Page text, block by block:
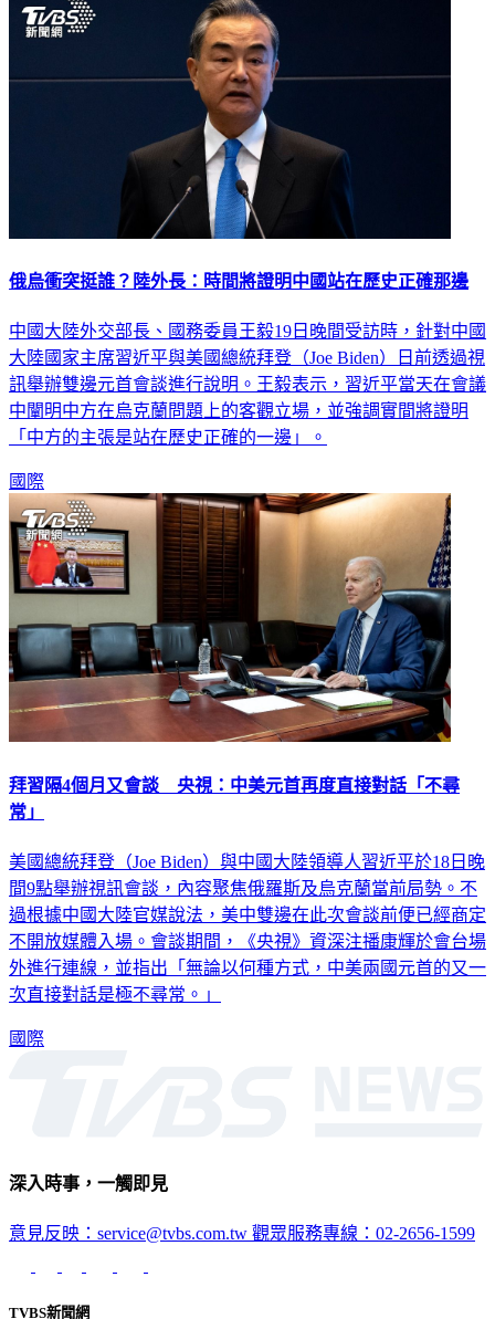
俄烏衝突挺誰？陸外長：時間將證明中國站在歷史正確那邊
中國大陸外交部長、國務委員王毅19日晚間受訪時，針對中國
大陸國家主席習近平與美國總統拜登（Joe Biden）日前透過視
訊舉辦雙邊元首會談進行說明。王毅表示，習近平當天在會議
中闡明中方在烏克蘭問題上的客觀立場，並強調實間將證明
「中方的主張是站在歷史正確的一邊」。
國際
拜習隔4個月又會談 央視：中美元首再度直接對話「不尋
常」
美國總統拜登（Joe Biden）與中國大陸領導人習近平於18日晚
間9點舉辦視訊會談，內容聚焦俄羅斯及烏克蘭當前局勢。不
過根據中國大陸官媒說法，美中雙邊在此次會談前便已經商定
不開放媒體入場。會談期間，《央視》資深注播康輝於會台場
外進行連線，並指出「無論以何種方式，中美兩國元首的又一
次直接對話是極不尋常。」
國際
深入時事，一觸即見
意見反映：service@tvbs.com.tw 觀眾服務專線：02-2656-1599
TVBS新聞網